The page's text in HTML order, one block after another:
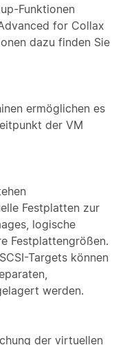
Funktionen
for Collax
dazu finden Sie
ermöglichen es
der VM
Festplatten zur
logische
Festplattengrößen.
Targets können
werden.
der virtuellen